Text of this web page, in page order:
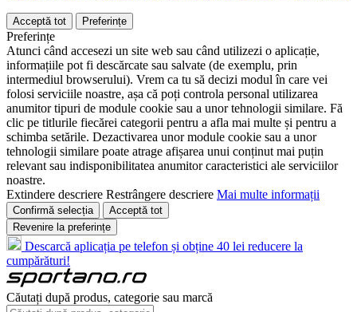
Acceptă tot Preferințe
Preferințe
Atunci când accesezi un site web sau când utilizezi o aplicație,
informațiile pot fi descărcate sau salvate (de exemplu, prin
intermediul browserului). Vrem ca tu să decizi modul în care vei
folosi serviciile noastre, așa că poți controla personal utilizarea
anumitor tipuri de module cookie sau a unor tehnologii similare. Fă
clic pe titlurile fiecărei categorii pentru a afla mai multe și pentru a
schimba setările. Dezactivarea unor module cookie sau a unor
tehnologii similare poate atrage afișarea unui conținut mai puțin
relevant sau indisponibilitatea anumitor caracteristici ale serviciilor
noastre.
Extindere descriere Restrângere descriere Mai multe informații
Confirmă selecția
Acceptă tot
Revenire la preferințe
Descarcă aplicația pe telefon și obține 40 lei reducere la
cumpărături!
Căutați după produs, categorie sau marcă